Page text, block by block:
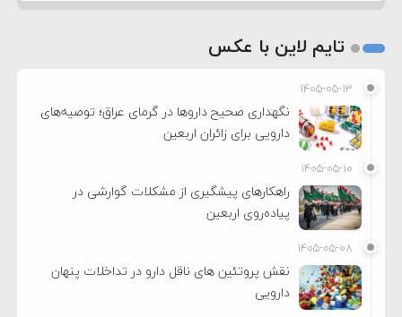
تایم لاین با عکس
۱۴۰۵-۰۵-۱۳
نگهداری صحیح داروها در گرمای عراق؛ توصیه‌های
دارویی برای زائران اربعین
۱۴۰۵-۰۵-۱۰
راهکارهای پیشگیری از مشکلات گوارشی در
پیاده‌روی اربعین
۱۴۰۵-۰۵-۰۸
نقش پروتئین های ناقل دارو در تداخلات پنهان
دارویی